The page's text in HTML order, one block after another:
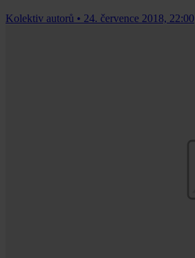
Kolektiv autorů • 24. července 2018, 22:00